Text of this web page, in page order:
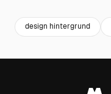
design hintergrund